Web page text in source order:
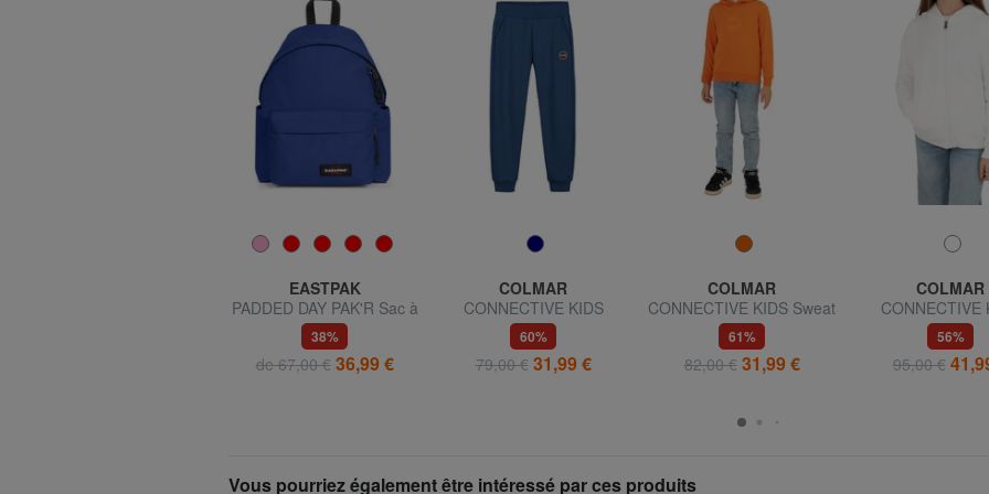
EASTPAK
PADDED DAY PAK'R Sac à
dos pour ordinateur
portable 14"
38%
de 67,00 € 36,99 €
COLMAR
CONNECTIVE KIDS
Pantalon de jogging en
polaire
60%
79,00 € 31,99 €
COLMAR
CONNECTIVE KIDS Sweat
à capuche avec logo
imprimé
61%
82,00 € 31,99 €
COLMAR
CONNECTIVE
Sweatshirt à
56%
95,00 €
Vous pourriez également être intéressé par ces produits